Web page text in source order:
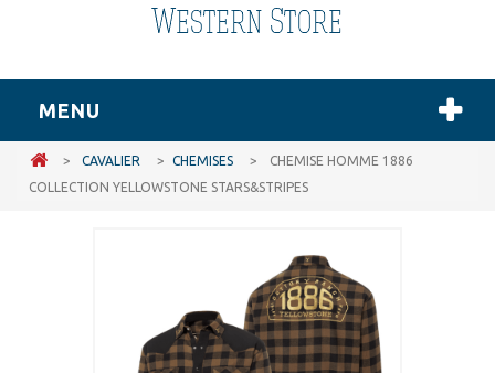
MENU
> CAVALIER > CHEMISES >
CHEMISE HOMME 1886
COLLECTION YELLOWSTONE STARS&STRIPES